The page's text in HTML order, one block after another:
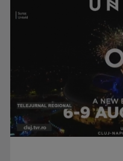
Anda Călugăreanu cu „N-